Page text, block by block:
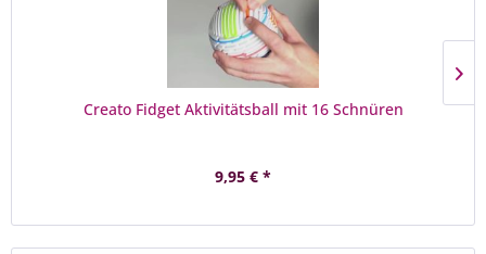
Creato Fidget Aktivitätsball mit 16 Schnüren
9,95 € *